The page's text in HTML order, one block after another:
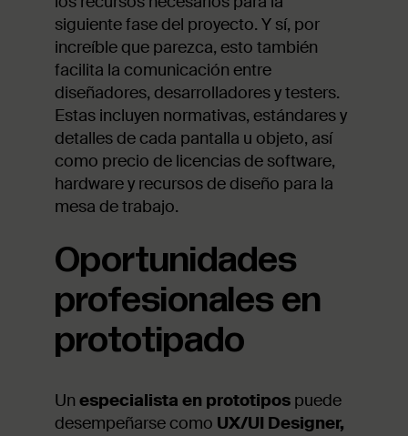
siguiente fase del proyecto. Y sí, por
increíble que parezca, esto también
facilita la comunicación entre
diseñadores, desarrolladores y testers.
Estas incluyen normativas, estándares y
detalles de cada pantalla u objeto, así
como precio de licencias de software,
hardware y recursos de diseño para la
mesa de trabajo.
Oportunidades
profesionales en
prototipado
Un especialista en prototipos puede
desempeñarse como UX/UI Designer,